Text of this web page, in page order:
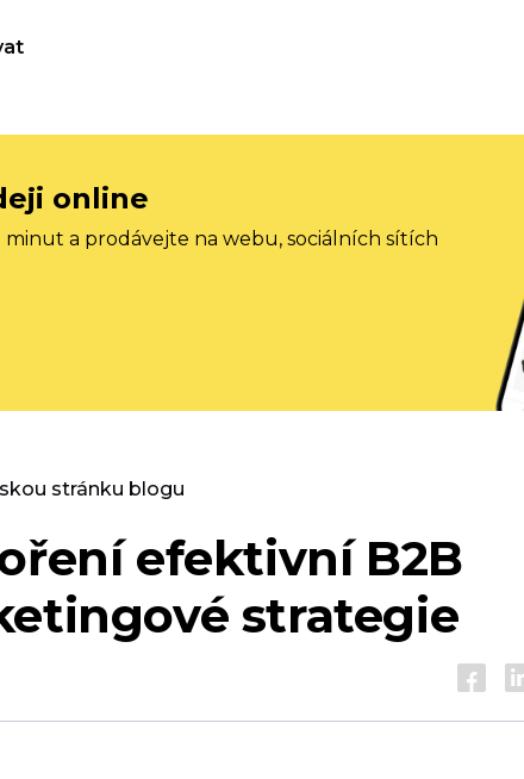
online
a prodávejte na webu, sociálních sítích
stránku blogu
efektivní B2B
strategie